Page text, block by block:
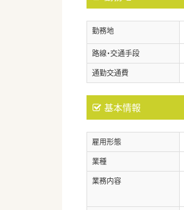
勤務地
路線・交通手段
通勤交通費
基本情報
雇用形態
業種
業務内容